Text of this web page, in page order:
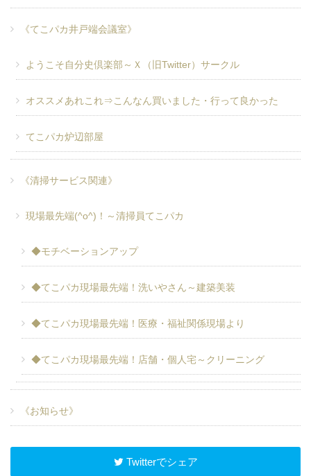
《てこパカ井戸端会議室》
ようこそ自分史倶楽部～Ｘ（旧Twitter）サークル
オススメあれこれ⇒こんなん買いました・行って良かった
てこパカ炉辺部屋
《清掃サービス関連》
現場最先端(^o^)！～清掃員てこパカ
◆モチベーションアップ
◆てこパカ現場最先端！洗いやさん～建築美装
◆てこパカ現場最先端！医療・福祉関係現場より
◆てこパカ現場最先端！店舗・個人宅～クリーニング
《お知らせ》
Twitterでシェア